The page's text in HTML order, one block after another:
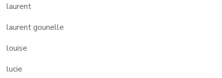
laurent
laurent gounelle
louise
lucie